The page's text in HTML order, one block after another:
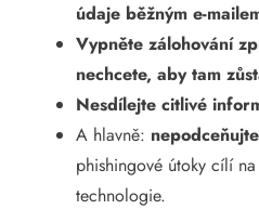
údaje běžným e-
Vypněte zálohování
nechcete, aby tam
Nesdílejte citlivé
A hlavně:
phishingové útoky cílí
technologie.